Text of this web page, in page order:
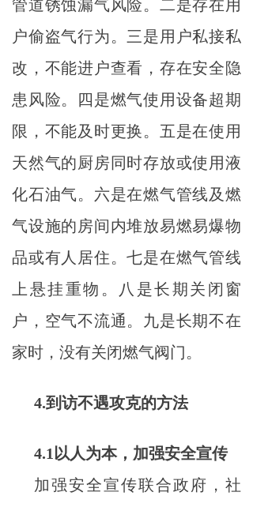
管道锈蚀漏气风险。二是存在用
户偷盗气行为。三是用户私接私
改，不能进户查看，存在安全隐
患风险。四是燃气使用设备超期
限，不能及时更换。五是在使用
天然气的厨房同时存放或使用液
化石油气。六是在燃气管线及燃
气设施的房间内堆放易燃易爆物
品或有人居住。七是在燃气管线
上悬挂重物。八是长期关闭窗
户，空气不流通。九是长期不在
家时，没有关闭燃气阀门。
4.到访不遇攻克的方法
4.1以人为本，加强安全宣传
加强安全宣传联合政府，社